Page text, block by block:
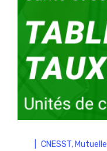
CNESST, Mutuelle